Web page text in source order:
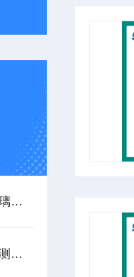
玻璃瓶检测仪器可用于对玻璃瓶的内部结构进行声学检测的系统
药品包装材料检测项目与检测仪器